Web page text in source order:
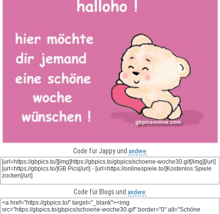
Code für Jappy und andere:
Code für Blogs und andere: